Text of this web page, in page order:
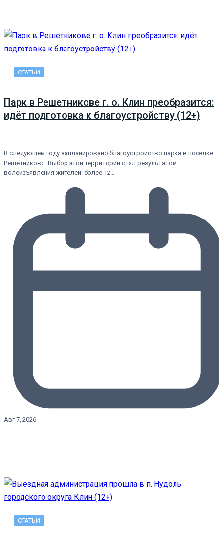
СТАТЬИ
Парк в Решетникове г. о. Клин преобразится:
идёт подготовка к благоустройству (12+)
В следующем году запланировано благоустройство парка в посёлке
Решетниково. Выбор этой территории стал результатом
волеизъявления жителей: более 12…
Авг 7, 2026
СТАТЬИ